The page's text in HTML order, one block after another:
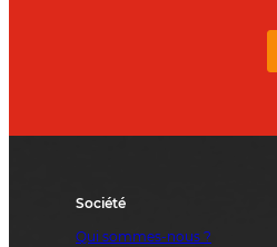
Société
Qui sommes-nous ?